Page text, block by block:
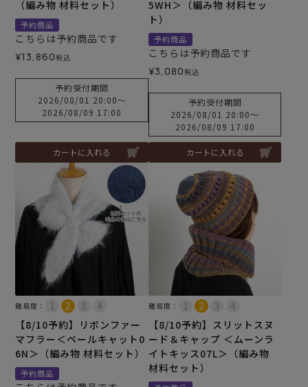
（編み物 材料セット）
予約商品
こちらは予約商品です
¥13,860税込
予約受付期間
2026/08/01 20:00〜
2026/08/09 17:00
カートに入れる
5WH＞（編み物 材料セッ
ト）
予約商品
こちらは予約商品です
¥3,080税込
予約受付期間
2026/08/01 20:00〜
2026/08/09 17:00
カートに入れる
難易度：
【8/10予約】リボンファー
マフラー＜ペールキャット0
6N＞（編み物 材料セット）
予約商品
難易度：
【8/10予約】スリットスヌ
ード＆キャップ ＜ムーンラ
イトキッス07L＞（編み物
材料セット）